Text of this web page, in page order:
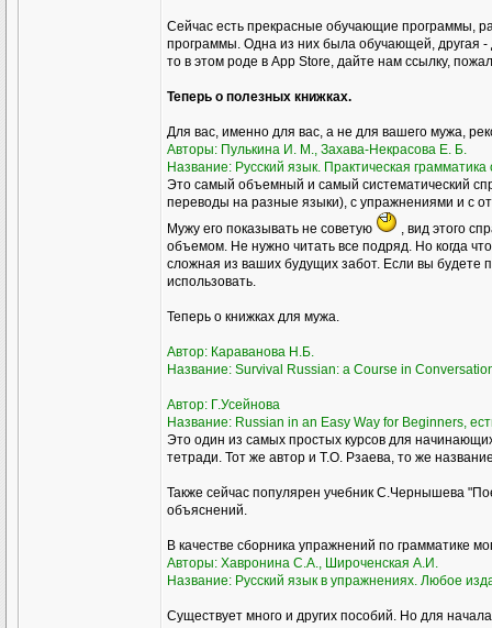
Сейчас есть прекрасные обучающие программы,
программы. Одна из них была обучающей, другая -
то в этом роде в Аpp Store, дайте нам ссылку,
Теперь о полезных книжках.
Для вас, именно для вас, а не для вашего мужа,
Авторы: Пулькина И. М., Захава-Некрасова Е. Б.
Название: Русский язык. Практическая
Это самый объемный и самый систематический
переводы на разные языки), с упражнениями и с
Мужу его показывать не советую
, вид этого
объемом. Не нужно читать все подряд. Но когда
сложная из ваших будущих забот. Если вы будете
использовать.
Теперь о книжках для мужа.
Автор: Караванова Н.Б.
Название: Survival Russian: а Course in
Автор: Г.Усейнова
Название: Russian in an Easy Way for Beginners,
Это один из самых простых курсов для
тетради. Тот же автор и Т.О. Рзаева, то же
Также сейчас популярен учебник С.Чернышева
объяснений.
В качестве сборника упражнений по грамматике
Авторы: Хавронина С.А., Широченская А.И.
Название: Русский язык в упражнениях. Любое
Существует много и других пособий. Но для